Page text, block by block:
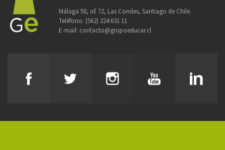
Málaga 50, of. 72, Las Condes, Santiago de Chile.
Teléfono: (562) 224 631 11
E-mail: contacto@grupoeducar.cl